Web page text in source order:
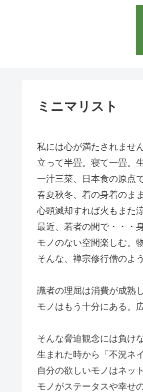
ミニマリスト
私には心が満たされません
立って半畳。寝て一畳。
一汁三菜、日本食の原点
春夏秋冬、着の身着のま
心頭滅却すれば火もまた
最近、若者の間で・・・
モノのない空間楽しむ。
そんな、禅宗修行僧のよ
識者の理屈は消費が成熟
モノはもう十分にある。
そんな脅迫観念には負けな
生まれた時から「不況ネ
自分の欲しいモノはネッ
モノがステータスや幸せ